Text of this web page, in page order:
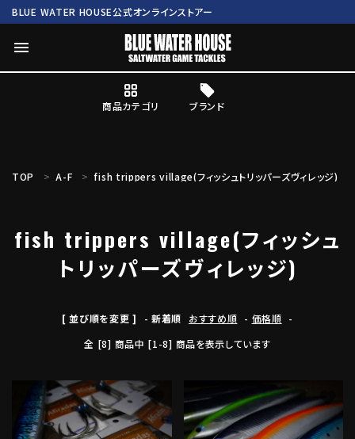
BLUE WATER HOUSE公式オンラインストアー
menu
商品カテゴリ ブランド
Mc works BWH ORIGINAL ITEM ROD
TOP A-F fish trippers village(フィッシュトリッパーズヴィレッジ)
fish trippers village(フィッシュ
トリッパーズヴィレッジ)
[ 並び順を変更 ] -新着順 おすすめ順 - 価格順 -
全 [8] 商品中 [1-8] 商品を表示しています
favorite favorite